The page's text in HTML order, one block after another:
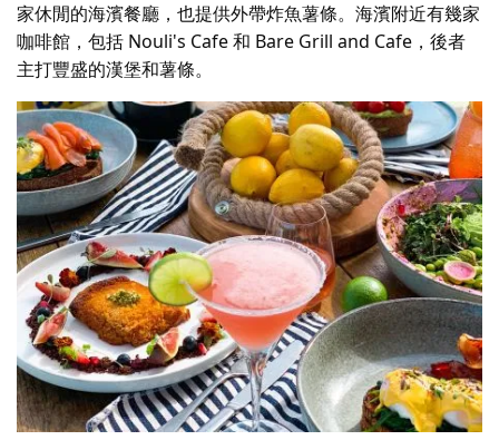
家休閒的海濱餐廳，也提供外帶炸魚薯條。海濱附近有幾家
咖啡館，包括 Nouli's Cafe 和 Bare Grill and Cafe，後者
主打豐盛的漢堡和薯條。